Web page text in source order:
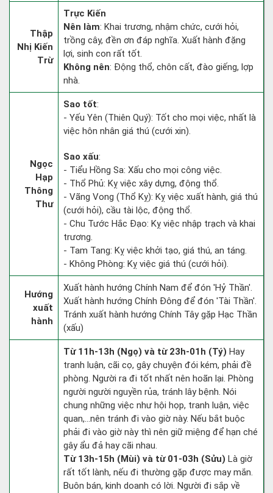
Thập
Nhị Kiến
Trừ
Trực Kiến
Nên làm: Khai trương, nhậm chức, cưới hỏi,
trồng cây, đền ơn đáp nghĩa. Xuất hành đặng
lợi, sinh con rất tốt.
Không nên: Động thổ, chôn cất, đào giếng, lợp
nhà.
Ngọc
Hạp
Thông
Thư
Sao tốt:
- Yếu Yên (Thiên Quý): Tốt cho mọi việc, nhất là
việc hôn nhân giá thú (cưới xin).
Sao xấu:
- Tiểu Hồng Sa: Xấu cho mọi công việc.
- Thổ Phủ: Kỵ việc xây dựng, động thổ.
- Vãng Vong (Thổ Kỵ): Kỵ việc xuất hành, giá thú
(cưới hỏi), cầu tài lộc, động thổ.
- Chu Tước Hắc Đạo: Kỵ việc nhập trạch và khai
trương.
- Tam Tang: Kỵ việc khởi tạo, giá thú, an táng.
- Không Phòng: Kỵ việc giá thú (cưới hỏi).
Hướng
xuất
hành
Xuất hành hướng Chính Nam để đón 'Hỷ Thần'.
Xuất hành hướng Chính Đông để đón 'Tài Thần'.
Tránh xuất hành hướng Chính Tây gặp Hạc Thần
(xấu)
Từ 11h-13h (Ngọ) và từ 23h-01h (Tý) Hay
tranh luận, cãi cọ, gây chuyện đói kém, phải đề
phòng. Người ra đi tốt nhất nên hoãn lại. Phòng
người người nguyền rủa, tránh lây bệnh. Nói
chung những việc như hội họp, tranh luận, việc
quan,…nên tránh đi vào giờ này. Nếu bắt buộc
phải đi vào giờ này thì nên giữ miệng để hạn ché
gây ẩu đả hay cãi nhau.
Từ 13h-15h (Mùi) và từ 01-03h (Sửu) Là giờ
rất tốt lành, nếu đi thường gặp được may mắn.
Buôn bán, kinh doanh có lời. Người đi sắp về